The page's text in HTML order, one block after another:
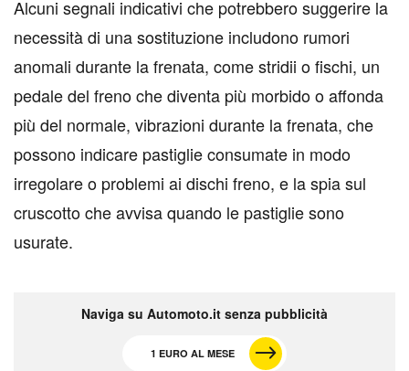
Alcuni segnali indicativi che potrebbero suggerire la
necessità di una sostituzione includono rumori
anomali durante la frenata, come stridii o fischi, un
pedale del freno che diventa più morbido o affonda
più del normale, vibrazioni durante la frenata, che
possono indicare pastiglie consumate in modo
irregolare o problemi ai dischi freno, e la spia sul
cruscotto che avvisa quando le pastiglie sono
usurate.
Naviga su Automoto.it senza pubblicità
1 EURO AL MESE